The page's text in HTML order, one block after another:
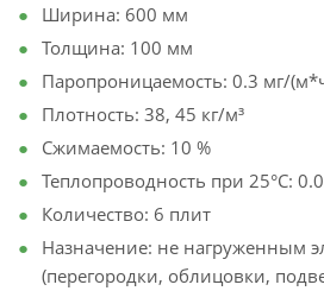
Ширина: 600 мм
Толщина: 100 мм
Паропроницаемость: 0.3 мг/
Плотность: 38, 45 кг/м³
Сжимаемость: 10 %
Теплопроводность при 25°С:
Количество: 6 плит
Назначение: не нагруженным
(перегородки, облицовки,